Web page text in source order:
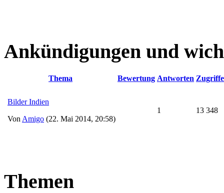
Ankündigungen und
Thema Bewertung Antworten Zugriffe
Bilder Indien
Von Amigo (22. Mai 2014, 20:58)
1 13 348
Themen